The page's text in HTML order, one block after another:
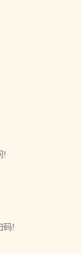
!
码!